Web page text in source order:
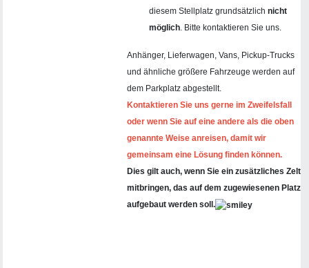
diesem Stellplatz grundsätzlich nicht
möglich. Bitte kontaktieren Sie uns.
Anhänger, Lieferwagen, Vans, Pickup-Trucks
und ähnliche größere Fahrzeuge werden auf
dem Parkplatz abgestellt.
Kontaktieren Sie uns gerne im Zweifelsfall
oder wenn Sie auf eine andere als die oben
genannte Weise anreisen, damit wir
gemeinsam eine Lösung finden können.
Dies gilt auch, wenn Sie ein zusätzliches Zelt
mitbringen, das auf dem zugewiesenen Platz
aufgebaut werden soll.